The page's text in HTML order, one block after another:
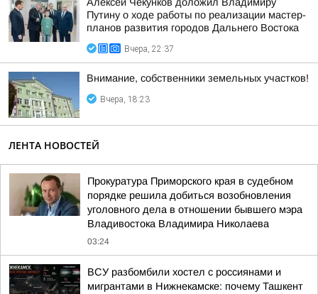
Путину о ходе работы по реализации мастер-
планов развития городов Дальнего Востока
Вчера, 22:37
Внимание, собственники земельных участков!
Вчера, 18:23
ЛЕНТА НОВОСТЕЙ
Прокуратура Приморского края в судебном
порядке решила добиться возобновления
уголовного дела в отношении бывшего мэра
Владивостока Владимира Николаева
03:24
ВСУ разбомбили хостел с россиянами и
мигрантами в Нижнекамске: почему Ташкент